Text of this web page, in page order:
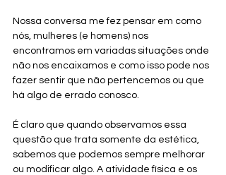
Nossa conversa me fez pensar em como
nós, mulheres (e homens) nos
encontramos em variadas situações onde
não nos encaixamos e como isso pode nos
fazer sentir que não pertencemos ou que
há algo de errado conosco.
É claro que quando observamos essa
questão que trata somente da estética,
sabemos que podemos sempre melhorar
ou modificar algo. A atividade física e os